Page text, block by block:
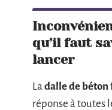
qu’il faut
lancer
La dalle de
réponse à toutes